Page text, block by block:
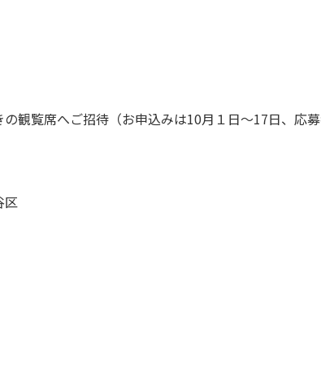
覧席へご招待（お申込みは10月１日～17日、応募
区